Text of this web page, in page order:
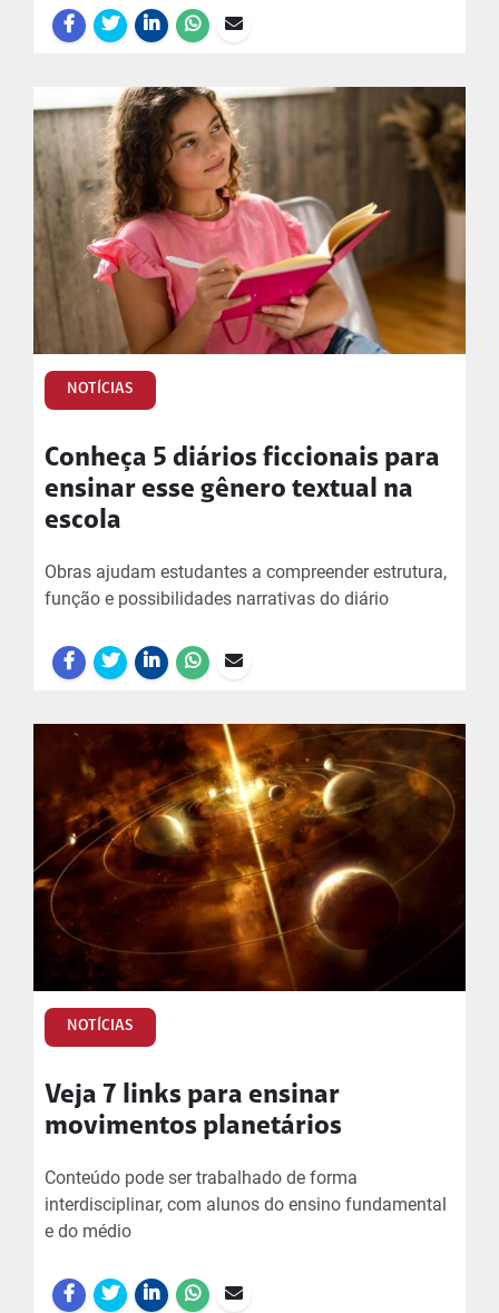
NOTÍCIAS
Conheça 5 diários ficcionais para
ensinar esse gênero textual na
escola
Obras ajudam estudantes a compreender estrutura,
função e possibilidades narrativas do diário
NOTÍCIAS
Veja 7 links para ensinar
movimentos planetários
Conteúdo pode ser trabalhado de forma
interdisciplinar, com alunos do ensino fundamental
e do médio